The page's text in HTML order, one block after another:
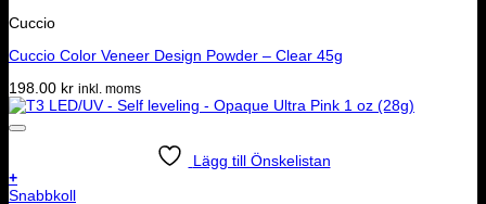
Cuccio
Cuccio Color Veneer Design Powder – Clear 45g
198.00 kr inkl. moms
Lägg till Önskelistan
+
Snabbkoll